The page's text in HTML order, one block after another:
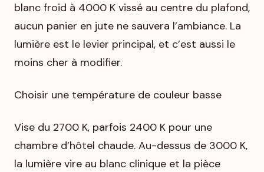
blanc froid à 4000 K vissé au centre du plafond,
aucun panier en jute ne sauvera l’ambiance. La
lumière est le levier principal, et c’est aussi le
moins cher à modifier.
Choisir une température de couleur basse
Vise du 2700 K, parfois 2400 K pour une
chambre d’hôtel chaude. Au-dessus de 3000 K,
la lumière vire au blanc clinique et la pièce